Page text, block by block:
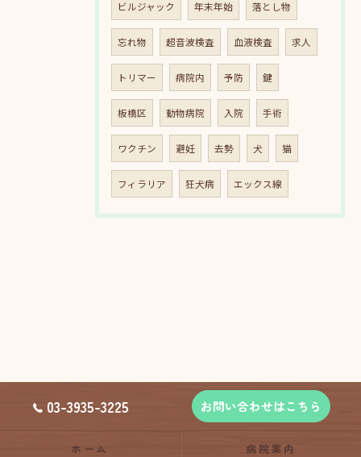
ビルジャック 年末年始 落とし物
忘れ物 超音波検査 血液検査 求人
トリマー 病院内 予防 鍵
板橋区 動物病院 入院 手術
ワクチン 避妊 去勢 犬 猫
フィラリア 狂犬病 エックス線
03-3935-3225 お問い合わせはこちら
ホーム 病院案内